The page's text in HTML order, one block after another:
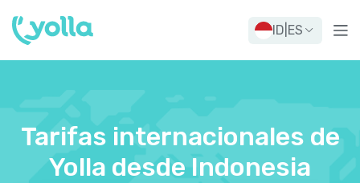
ID ES
Tarifas internacionales de
Yolla desde Indonesia